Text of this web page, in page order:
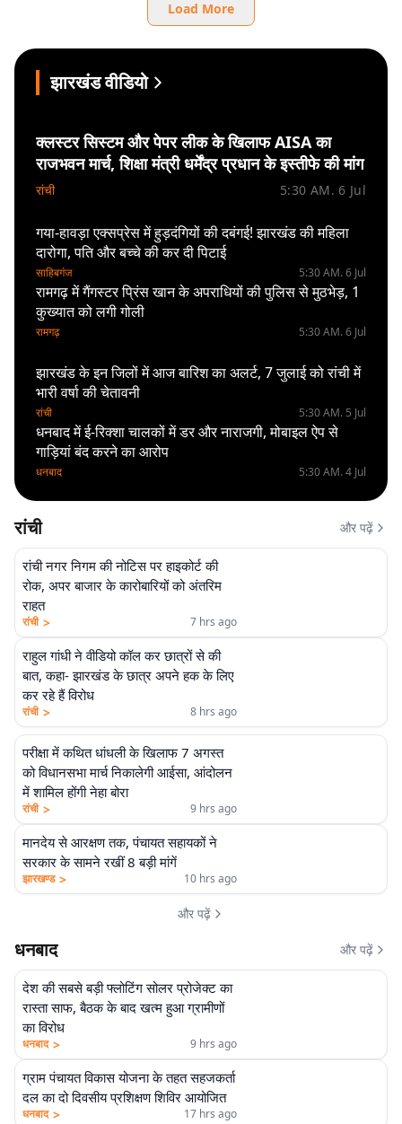
Load More
झारखंड वीडियो
क्लस्टर सिस्टम और पेपर लीक के खिलाफ AISA का
राजभवन मार्च, शिक्षा मंत्री धर्मेंद्र प्रधान के इस्तीफे की मांग
रांची 5:30 AM. 6 Jul
गया-हावड़ा एक्सप्रेस में हुड़दंगियों की दबंगई! झारखंड की महिला
दारोगा, पति और बच्चे की कर दी पिटाई
साहिबगंज 5:30 AM. 6 Jul
रामगढ़ में गैंगस्टर प्रिंस खान के अपराधियों की पुलिस से मुठभेड़, 1
कुख्यात को लगी गोली
रामगढ़ 5:30 AM. 6 Jul
झारखंड के इन जिलों में आज बारिश का अलर्ट, 7 जुलाई को रांची में
भारी वर्षा की चेतावनी
रांची 5:30 AM. 5 Jul
धनबाद में ई-रिक्शा चालकों में डर और नाराजगी, मोबाइल ऐप से
गाड़ियां बंद करने का आरोप
धनबाद 5:30 AM. 4 Jul
रांची और पढ़ें
रांची नगर निगम की नोटिस पर हाइकोर्ट की
रोक, अपर बाजार के कारोबारियों को अंतरिम
राहत
रांची > 7 hrs ago
राहुल गांधी ने वीडियो कॉल कर छात्रों से की
बात, कहा- झारखंड के छात्र अपने हक के लिए
कर रहे हैं विरोध
रांची > 8 hrs ago
परीक्षा में कथित धांधली के खिलाफ 7 अगस्त
को विधानसभा मार्च निकालेगी आईसा, आंदोलन
में शामिल होंगी नेहा बोरा
रांची > 9 hrs ago
मानदेय से आरक्षण तक, पंचायत सहायकों ने
सरकार के सामने रखीं 8 बड़ी मांगें
झारखण्ड > 10 hrs ago
और पढ़ें
धनबाद और पढ़ें
देश की सबसे बड़ी फ्लोटिंग सोलर प्रोजेक्ट का
रास्ता साफ, बैठक के बाद खत्म हुआ ग्रामीणों
का विरोध
धनबाद > 9 hrs ago
ग्राम पंचायत विकास योजना के तहत सहजकर्ता
दल का दो दिवसीय प्रशिक्षण शिविर आयोजित
धनबाद > 17 hrs ago